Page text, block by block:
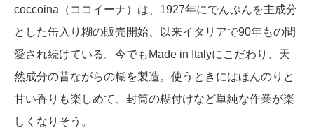
coccoina（ココイーナ）は、1927年にでんぷんを主成分
とした缶入り糊の販売開始、以来イタリアで90年もの間
愛され続けている。今でもMade in Italyにこだわり、天
然成分の昔ながらの糊を製造。使うときにはほんのりと
甘い香りも楽しめて、封筒の糊付けなど単純な作業が楽
しくなりそう。